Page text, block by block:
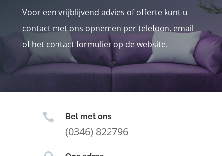
Voor een vrijblijvend advies of offerte kunt u
contact met ons opnemen per telefoon, email
of het contact formulier op de website.
 Bel met ons
(0346) 822796